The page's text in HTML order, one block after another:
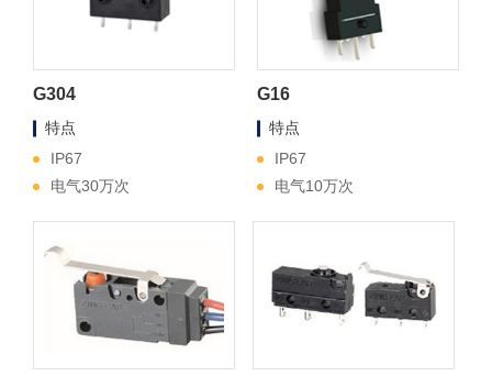
G304
特点
IP67
电气30万次
G16
特点
IP67
电气10万次